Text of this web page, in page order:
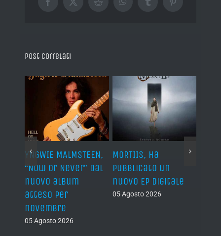
Facebook
X RedditWhatsAppTumblrPinterest
Post correlati
YNGWIE MALMSTEEN,
“Now Or Never” dal
nuovo album
atteso per
novembre
05 Agosto 2026
MORTIIS, ha
pubblicato un
nuovo EP digitale
05 Agosto 2026